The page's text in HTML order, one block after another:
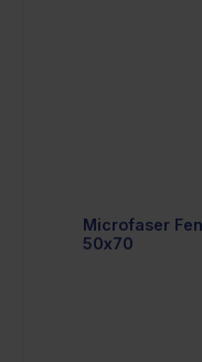
Microfaser
50x70